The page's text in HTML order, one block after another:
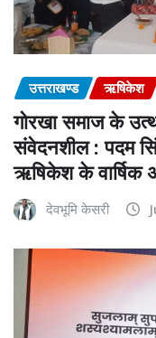
उत्तराखण्ड ऋषिकेश
गोरखा समाज के
संवेदनशील : पदम
ऋषिकेश के
देवभूमि केसरी